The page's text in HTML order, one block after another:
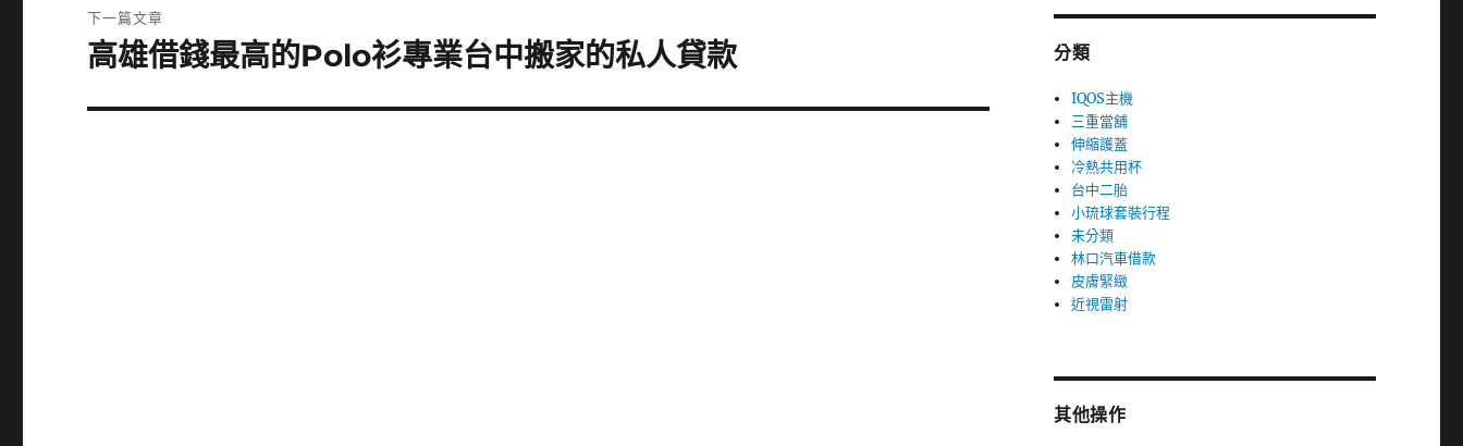
文
章:
下一篇文章
下
篇
高雄借錢最高的Polo衫專業台中搬家的私人貸款 分類
IQOS主機
三重當舖
伸縮護蓋
冷熱共用杯
台中二胎
小琉球套裝行程
未分類
林口汽車借款
皮膚緊緻
近視雷射
其他操作